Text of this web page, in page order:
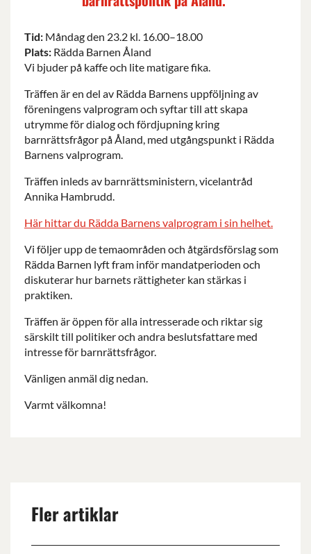
Tid: Måndag den 23.2 kl. 16.00–18.00
Plats: Rädda Barnen Åland
Vi bjuder på kaffe och lite matigare fika.
Träffen är en del av Rädda Barnens uppföljning av
föreningens valprogram och syftar till att skapa
utrymme för dialog och fördjupning kring
barnrättsfrågor på Åland, med utgångspunkt i Rädda
Barnens valprogram.
Träffen inleds av barnrättsministern, vicelantråd
Annika Hambrudd.
Här hittar du Rädda Barnens valprogram i sin helhet.
Vi följer upp de temaområden och åtgärdsförslag som
Rädda Barnen lyft fram inför mandatperioden och
diskuterar hur barnets rättigheter kan stärkas i
praktiken.
Träffen är öppen för alla intresserade och riktar sig
särskilt till politiker och andra beslutsfattare med
intresse för barnrättsfrågor.
Vänligen anmäl dig nedan.
Varmt välkomna!
Fler artiklar